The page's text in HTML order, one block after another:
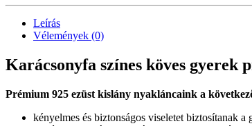
Leírás
Vélemények (0)
Karácsonyfa színes köves gyerek
Prémium 925 ezüst kislány nyakláncaink a
kényelmes és biztonságos viseletet biztosítanak a